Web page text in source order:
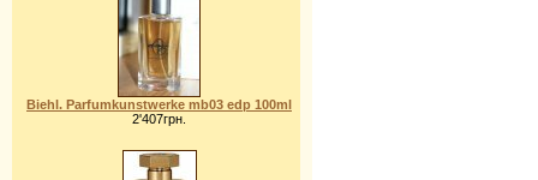
Biehl. Parfumkunstwerke mb03 edp 100ml
2'407грн.